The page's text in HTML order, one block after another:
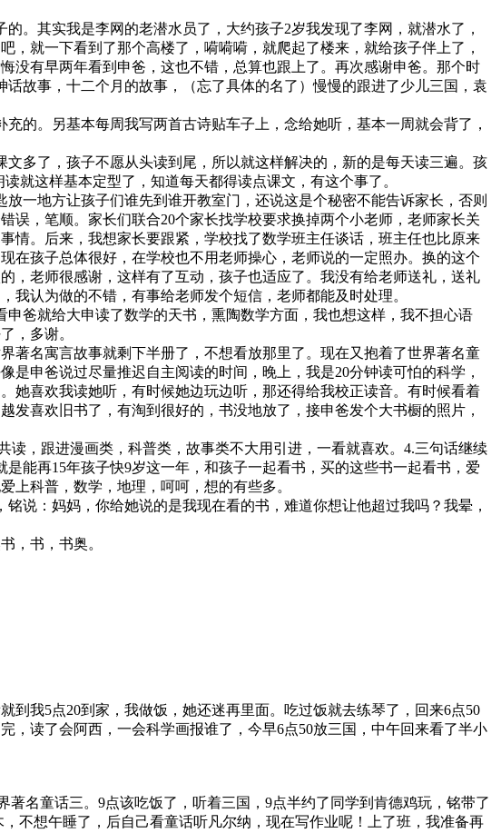
。其实我是李网的老潜水员了，大约孩子2岁我发现了李网，就潜水了，
就一下看到了那个高楼了，嗬嗬嗬，就爬起了楼来，就给孩子伴上了，
没有早两年看到申爸，这也不错，总算也跟上了。再次感谢申爸。那个时
故事，十二个月的故事，（忘了具体的名了）慢慢的跟进了少儿三国，袁
。另基本每周我写两首古诗贴车子上，念给她听，基本一周就会背了，
多了，孩子不愿从头读到尾，所以就这样解决的，新的是每天读三遍。孩
就这样基本定型了，知道每天都得读点课文，有这个事了。
地方让孩子们谁先到谁开教室门，还说这是个秘密不能告诉家长，否则
误，笔顺。家长们联合20个家长找学校要求换掉两个小老师，老师家长关
情。后来，我想家长要跟紧，学校找了数学班主任谈话，班主任也比原来
在孩子总体很好，在学校也不用老师操心，老师说的一定照办。换的这个
，老师很感谢，这样有了互动，孩子也适应了。我没有给老师送礼，送礼
认为做的不错，有事给老师发个短信，老师都能及时处理。
爸就给大申读了数学的天书，熏陶数学方面，我也想这样，我不担心语
，多谢。
名寓言故事就剩下半册了，不想看放那里了。现在又抱着了世界著名童
申爸说过尽量推迟自主阅读的时间，晚上，我是20分钟读可怕的科学，
她喜欢我读她听，有时候她边玩边听，那还得给我校正读音。有时候看着
喜欢旧书了，有淘到很好的，书没地放了，接申爸发个大书橱的照片，
，跟进漫画类，科普类，故事类不大用引进，一看就喜欢。4.三句话继续
能再15年孩子快9岁这一年，和孩子一起看书，买的这些书一起看书，爱
上科普，数学，地理，呵呵，想的有些多。
说：妈妈，你给她说的是我现在看的书，难道你想让他超过我吗？我晕，
，书，书奥。
到我5点20到家，我做饭，她还迷再里面。吃过饭就去练琴了，回来6点50
，读了会阿西，一会科学画报谁了，今早6点50放三国，中午回来看了半小
名童话三。9点该吃饭了，听着三国，9点半约了同学到肯德鸡玩，铭带了
不想午睡了，后自己看童话听凡尔纳，现在写作业呢！上了班，我准备再